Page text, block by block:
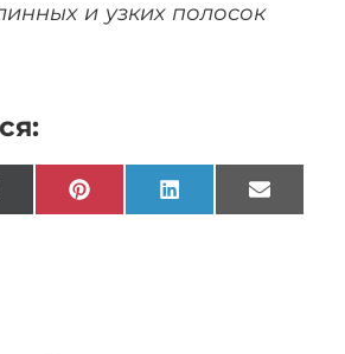
и узких полосок
Pinterest LinkedIn Email